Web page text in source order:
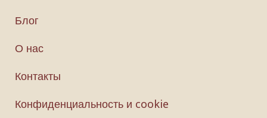
Блог
О нас
Контакты
Конфиденциальность и cookie